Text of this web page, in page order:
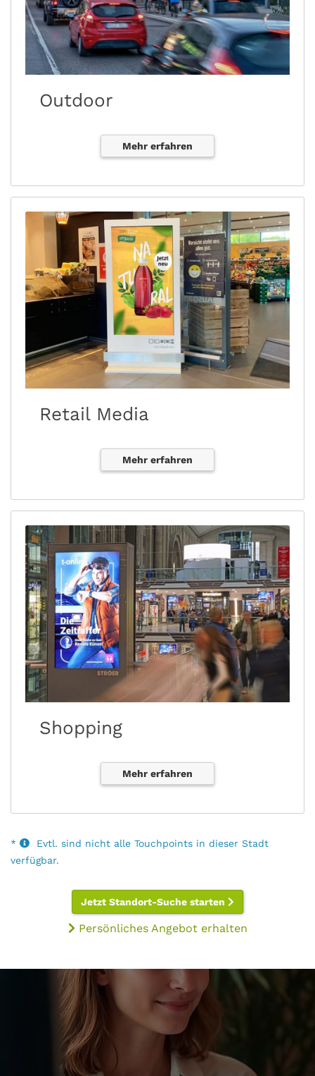
Outdoor
Mehr erfahren
Retail Media
Mehr erfahren
Shopping
Mehr erfahren
*
Evtl. sind nicht alle Touchpoints in dieser Stadt
verfügbar.
Jetzt Standort-Suche starten
Persönliches Angebot erhalten